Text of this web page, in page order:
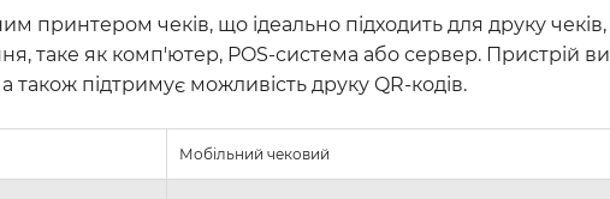
принтером чеків, що ідеально підходить для друку чеків,
таке як комп'ютер, POS-система або сервер.
також підтримує можливість друку QR-кодів.
Мобільний чековий